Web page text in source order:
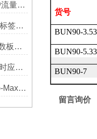
Blacoh脉冲阻尼器如何保护流量计、压力开关和管路附件？
学会使用Crosstex灭菌指示标签提高无菌保证水平
如何清洁和保养Hausser计数板，避免划伤网格线？
使用SonicSifter声波振动筛时应注意的几个方面
如何根据设备工况选择Zero-Max联轴器？
货号
BUN90-3.53
BUN90-5.33
BUN90-7
留言询价